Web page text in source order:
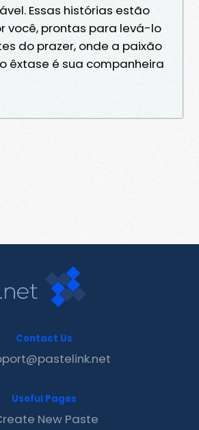
Essas histórias estão
você, prontas para levá-lo
do prazer, onde a paixão
êxtase é sua companheira
Contact Us
Useful Pages
New Paste